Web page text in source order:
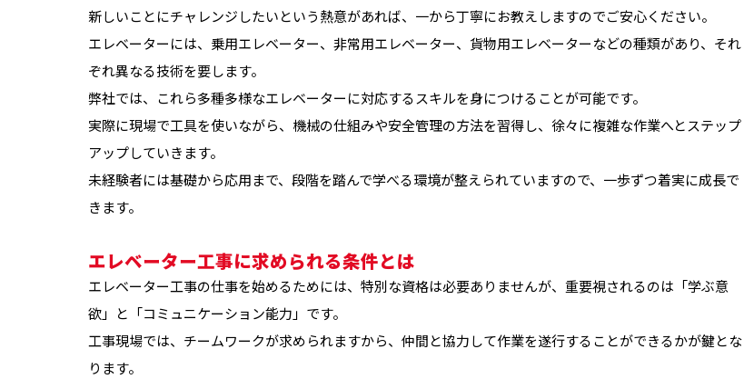
新しいことにチャレンジしたいという熱意があれば、一から丁寧にお教えしますのでご安心ください。
エレベーターには、乗用エレベーター、非常用エレベーター、貨物用エレベーターなどの種類があり、それ
ぞれ異なる技術を要します。
弊社では、これら多種多様なエレベーターに対応するスキルを身につけることが可能です。
実際に現場で工具を使いながら、機械の仕組みや安全管理の方法を習得し、徐々に複雑な作業へとステップ
アップしていきます。
未経験者には基礎から応用まで、段階を踏んで学べる環境が整えられていますので、一歩ずつ着実に成長で
きます。
エレベーター工事に求められる条件とは
エレベーター工事の仕事を始めるためには、特別な資格は必要ありませんが、重要視されるのは「学ぶ意
欲」と「コミュニケーション能力」です。
工事現場では、チームワークが求められますから、仲間と協力して作業を遂行することができるかが鍵とな
ります。